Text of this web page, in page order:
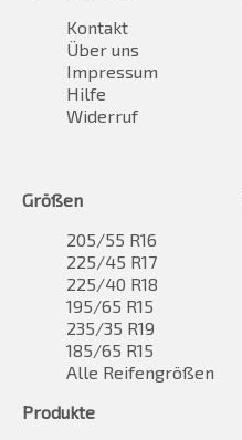
Kontakt
Über uns
Impressum
Hilfe
Widerruf
Größen
205/55 R16
225/45 R17
225/40 R18
195/65 R15
235/35 R19
185/65 R15
Alle Reifengrößen
Produkte